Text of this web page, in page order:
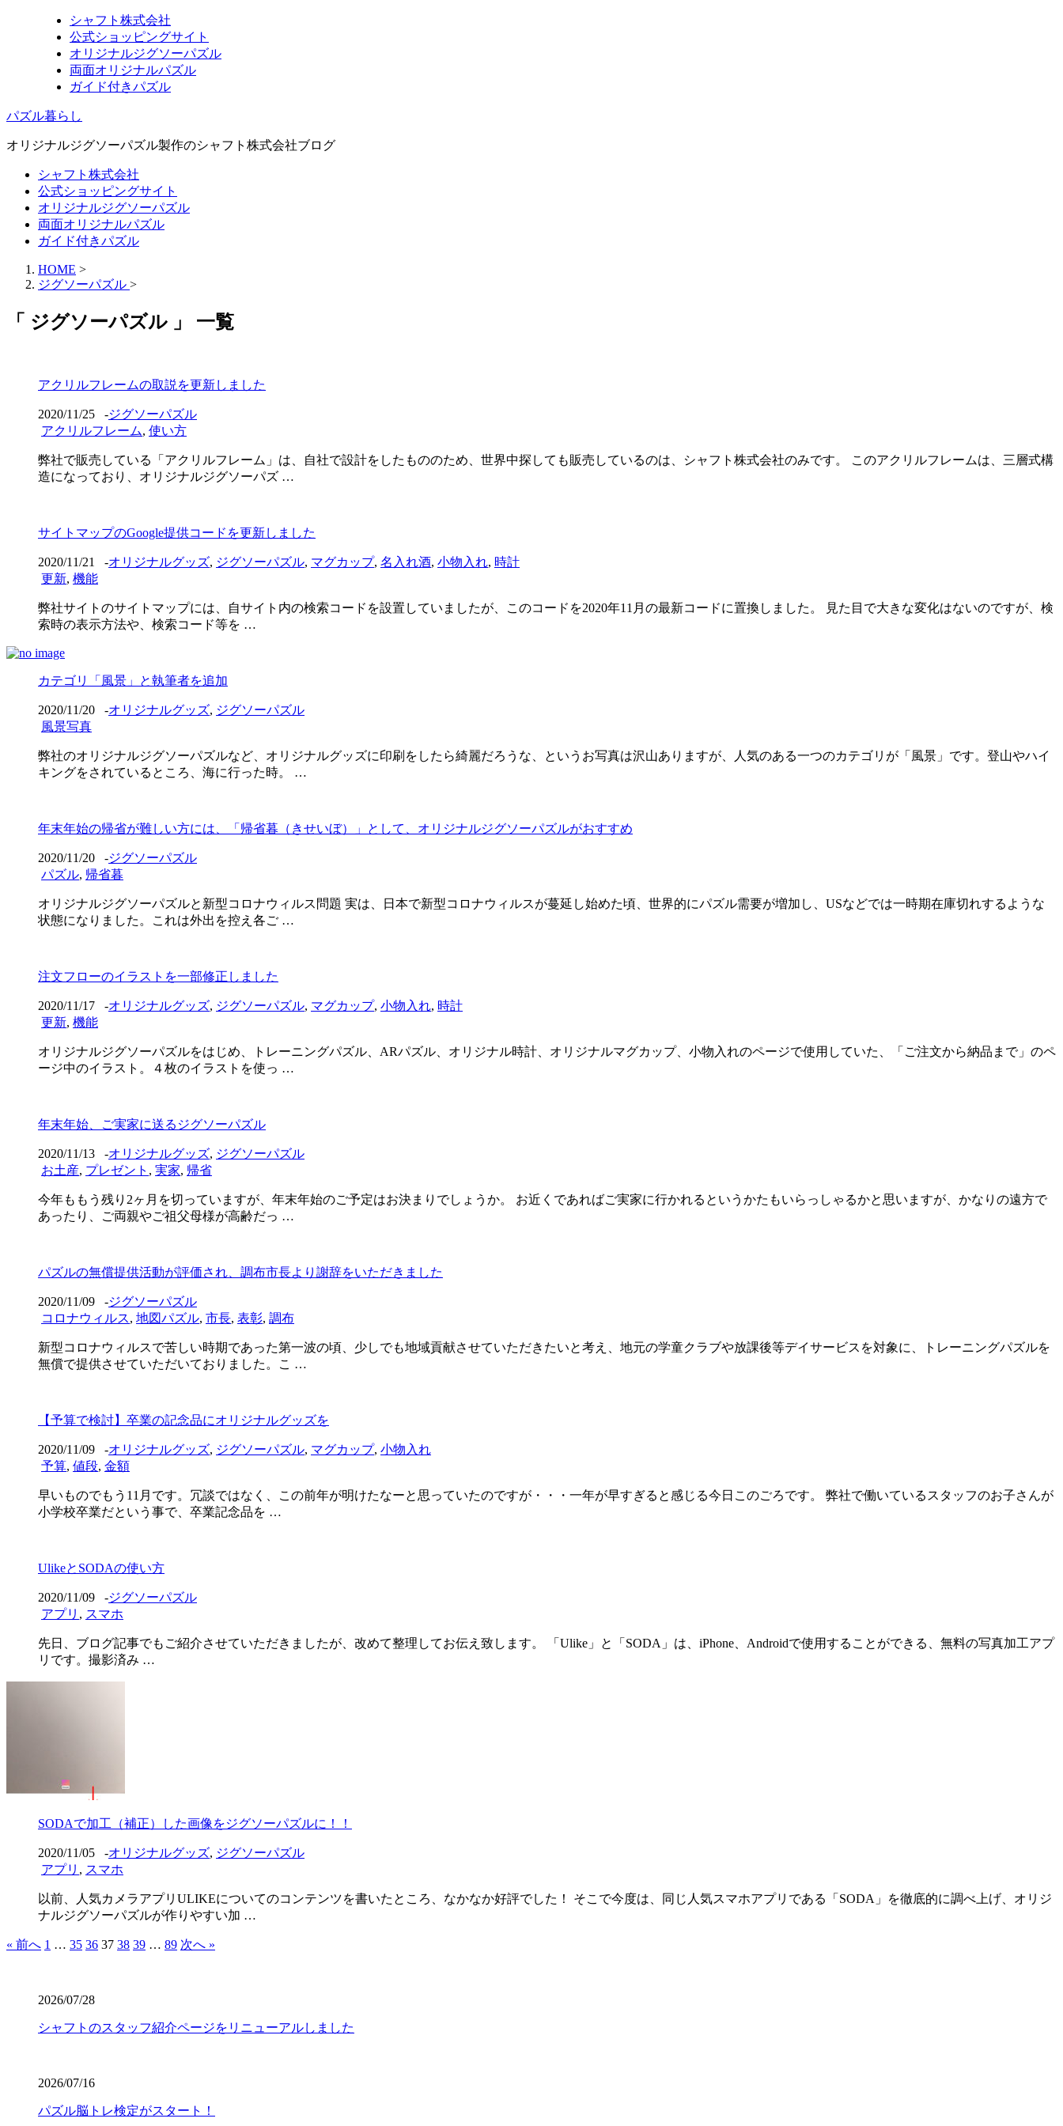
シャフト株式会社
公式ショッピングサイト
オリジナルジグソーパズル
両面オリジナルパズル
ガイド付きパズル
パズル暮らし
オリジナルジグソーパズル製作のシャフト株式会社ブログ
シャフト株式会社
公式ショッピングサイト
オリジナルジグソーパズル
両面オリジナルパズル
ガイド付きパズル
HOME >
ジグソーパズル >
「 ジグソーパズル 」 一覧
アクリルフレームの取説を更新しました
2020/11/25 -ジグソーパズル
アクリルフレーム, 使い方
弊社で販売している「アクリルフレーム」は、自社で設計をしたもののため、世界中探しても販売しているのは、シャフト株式会社のみです。 このアクリルフレームは、三層式構
造になっており、オリジナルジグソーパズ …
サイトマップのGoogle提供コードを更新しました
2020/11/21 -オリジナルグッズ, ジグソーパズル, マグカップ, 名入れ酒, 小物入れ, 時計
更新, 機能
弊社サイトのサイトマップには、自サイト内の検索コードを設置していましたが、このコードを2020年11月の最新コードに置換しました。 見た目で大きな変化はないのですが、検
索時の表示方法や、検索コード等を …
カテゴリ「風景」と執筆者を追加
2020/11/20 -オリジナルグッズ, ジグソーパズル
風景写真
弊社のオリジナルジグソーパズルなど、オリジナルグッズに印刷をしたら綺麗だろうな、というお写真は沢山ありますが、人気のある一つのカテゴリが「風景」です。登山やハイ
キングをされているところ、海に行った時。 …
年末年始の帰省が難しい方には、「帰省暮（きせいぼ）」として、オリジナルジグソーパズルがおすすめ
2020/11/20 -ジグソーパズル
パズル, 帰省暮
オリジナルジグソーパズルと新型コロナウィルス問題 実は、日本で新型コロナウィルスが蔓延し始めた頃、世界的にパズル需要が増加し、USなどでは一時期在庫切れするような
状態になりました。これは外出を控え各ご …
注文フローのイラストを一部修正しました
2020/11/17 -オリジナルグッズ, ジグソーパズル, マグカップ, 小物入れ, 時計
更新, 機能
オリジナルジグソーパズルをはじめ、トレーニングパズル、ARパズル、オリジナル時計、オリジナルマグカップ、小物入れのページで使用していた、「ご注文から納品まで」のペ
ージ中のイラスト。４枚のイラストを使っ …
年末年始、ご実家に送るジグソーパズル
2020/11/13 -オリジナルグッズ, ジグソーパズル
お土産, プレゼント , 実家, 帰省
今年ももう残り2ヶ月を切っていますが、年末年始のご予定はお決まりでしょうか。 お近くであればご実家に行かれるというかたもいらっしゃるかと思いますが、かなりの遠方で
あったり、ご両親やご祖父母様が高齢だっ …
パズルの無償提供活動が評価され、調布市長より謝辞をいただきました
2020/11/09 -ジグソーパズル
コロナウィルス, 地図パズル, 市長, 表彰, 調布
新型コロナウィルスで苦しい時期であった第一波の頃、少しでも地域貢献させていただきたいと考え、地元の学童クラブや放課後等デイサービスを対象に、トレーニングパズルを
無償で提供させていただいておりました。こ …
【予算で検討】卒業の記念品にオリジナルグッズを
2020/11/09 -オリジナルグッズ, ジグソーパズル, マグカップ, 小物入れ
予算, 値段, 金額
早いものでもう11月です。冗談ではなく、この前年が明けたなーと思っていたのですが・・・一年が早すぎると感じる今日このごろです。 弊社で働いているスタッフのお子さんが
小学校卒業だという事で、卒業記念品を …
UlikeとSODAの使い方
2020/11/09 -ジグソーパズル
アプリ , スマホ
先日、ブログ記事でもご紹介させていただきましたが、改めて整理してお伝え致します。 「Ulike」と「SODA」は、iPhone、Androidで使用することができる、無料の写真加工アプ
リです。撮影済み …
SODAで加工（補正）した画像をジグソーパズルに！！
2020/11/05 -オリジナルグッズ, ジグソーパズル
アプリ , スマホ
以前、人気カメラアプリULIKEについてのコンテンツを書いたところ、なかなか好評でした！ そこで今度は、同じ人気スマホアプリである「SODA」を徹底的に調べ上げ、オリジ
ナルジグソーパズルが作りやすい加 …
« 前へ 1 … 35 36 37 38 39 … 89 次へ »
2026/07/28
シャフトのスタッフ紹介ページをリニューアルしました
2026/07/16
パズル脳トレ検定がスタート！